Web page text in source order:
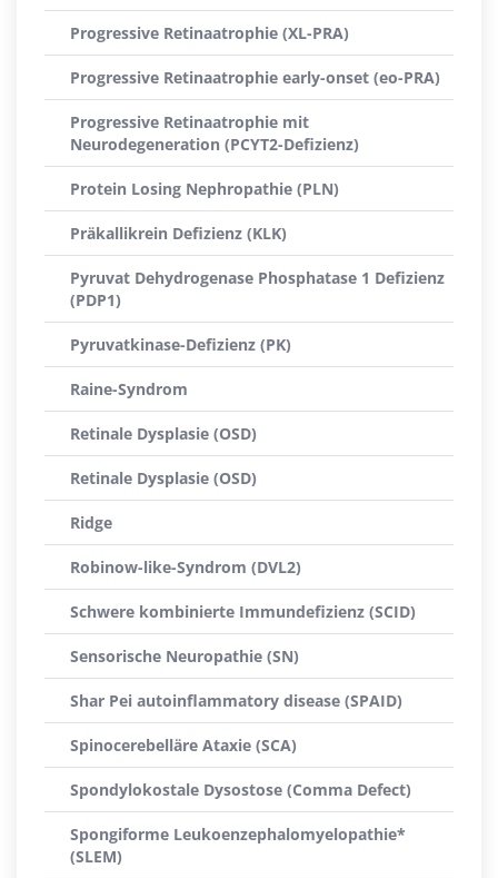
Progressive Retinaatrophie (XL-PRA)
Progressive Retinaatrophie early-onset (eo-PRA)
Progressive Retinaatrophie mit
Neurodegeneration (PCYT2-Defizienz)
Protein Losing Nephropathie (PLN)
Präkallikrein Defizienz (KLK)
Pyruvat Dehydrogenase Phosphatase 1 Defizienz
(PDP1)
Pyruvatkinase-Defizienz (PK)
Raine-Syndrom
Retinale Dysplasie (OSD)
Retinale Dysplasie (OSD)
Ridge
Robinow-like-Syndrom (DVL2)
Schwere kombinierte Immundefizienz (SCID)
Sensorische Neuropathie (SN)
Shar Pei autoinflammatory disease (SPAID)
Spinocerebelläre Ataxie (SCA)
Spondylokostale Dysostose (Comma Defect)
Spongiforme Leukoenzephalomyelopathie*
(SLEM)